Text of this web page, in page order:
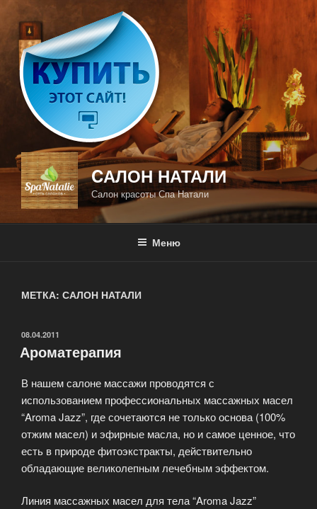
Перейти
содержимому
CАЛОН НАТАЛИ
Салон красоты Спа Натали
Меню
МЕТКА: САЛОН НАТАЛИ
ОПУБЛИКОВАНО
08.04.2011
Ароматерапия
В нашем салоне массажи проводятся с
использованием профессиональных массажных масел
“Aroma Jazz”, где сочетаются не только основа (100%
отжим масел) и эфирные масла, но и самое ценное, что
есть в природе фитоэкстракты, действительно
обладающие великолепным лечебным эффектом.
Линия массажных масел для тела “Aroma Jazz”